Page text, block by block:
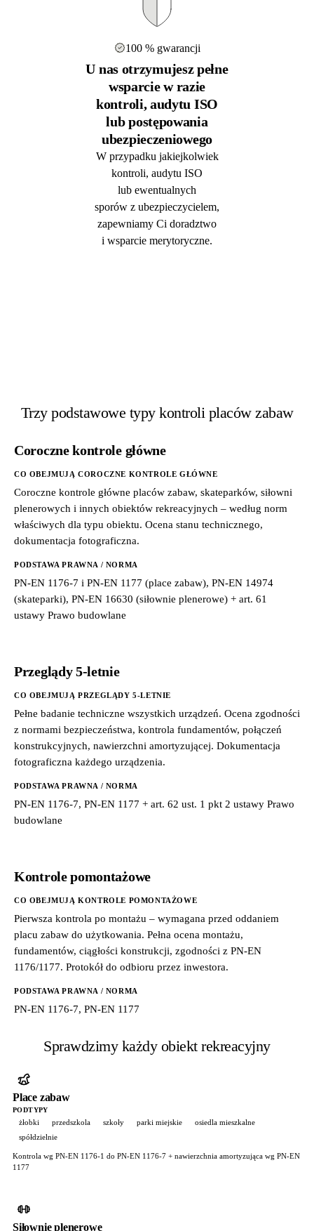
100 % gwarancji
U nas otrzymujesz pełne
wsparcie w razie
kontroli, audytu ISO
lub postępowania
ubezpieczeniowego
W przypadku jakiejkolwiek
kontroli, audytu ISO
lub ewentualnych
sporów z ubezpieczycielem,
zapewniamy Ci doradztwo
i wsparcie merytoryczne.
Trzy podstawowe typy kontroli placów zabaw
Coroczne kontrole główne
CO OBEJMUJĄ COROCZNE KONTROLE GŁÓWNE
Coroczne kontrole główne placów zabaw, skateparków, siłowni
plenerowych i innych obiektów rekreacyjnych – według norm
właściwych dla typu obiektu. Ocena stanu technicznego,
dokumentacja fotograficzna.
PODSTAWA PRAWNA / NORMA
PN-EN 1176-7 i PN-EN 1177 (place zabaw), PN-EN 14974
(skateparki), PN-EN 16630 (siłownie plenerowe) + art. 61
ustawy Prawo budowlane
Przeglądy 5-letnie
CO OBEJMUJĄ PRZEGLĄDY 5-LETNIE
Pełne badanie techniczne wszystkich urządzeń. Ocena zgodności
z normami bezpieczeństwa, kontrola fundamentów, połączeń
konstrukcyjnych, nawierzchni amortyzującej. Dokumentacja
fotograficzna każdego urządzenia.
PODSTAWA PRAWNA / NORMA
PN-EN 1176-7, PN-EN 1177 + art. 62 ust. 1 pkt 2 ustawy Prawo
budowlane
Kontrole pomontażowe
CO OBEJMUJĄ KONTROLE POMONTAŻOWE
Pierwsza kontrola po montażu – wymagana przed oddaniem
placu zabaw do użytkowania. Pełna ocena montażu,
fundamentów, ciągłości konstrukcji, zgodności z PN-EN
1176/1177. Protokół do odbioru przez inwestora.
PODSTAWA PRAWNA / NORMA
PN-EN 1176-7, PN-EN 1177
Sprawdzimy każdy obiekt rekreacyjny
Place zabaw
PODTYPY
żłobki przedszkola szkoły parki miejskie
osiedla mieszkalne
spółdzielnie
Kontrola wg PN-EN 1176-1 do PN-EN 1176-7 + nawierzchnia amortyzująca wg PN-EN
1177
Siłownie plenerowe